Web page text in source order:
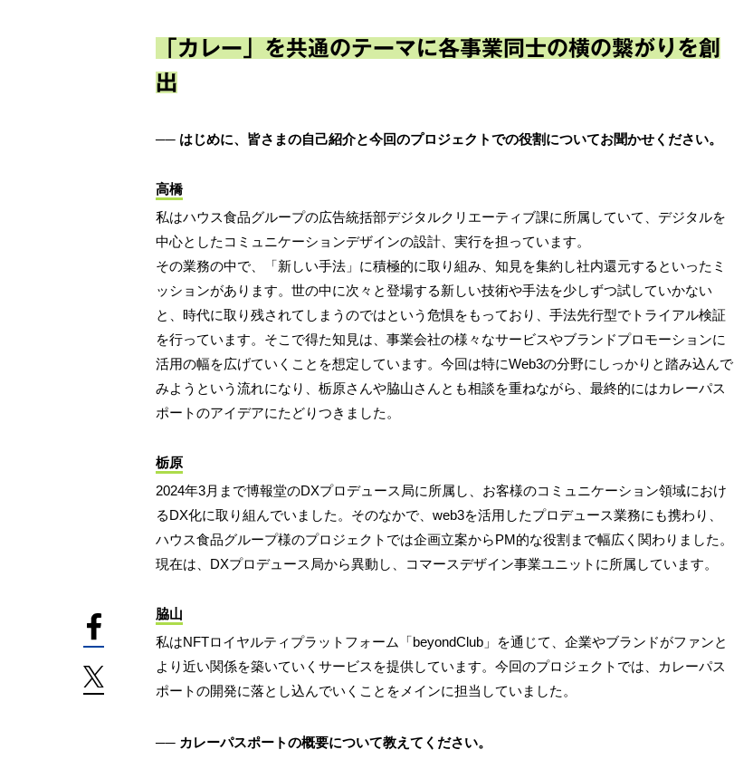
「カレー」を共通のテーマに各事業同士の横の繋がりを創
出
── はじめに、皆さまの自己紹介と今回のプロジェクトでの役割についてお聞かせください。
高橋
私はハウス食品グループの広告統括部デジタルクリエーティブ課に所属していて、デジタルを
中心としたコミュニケーションデザインの設計、実行を担っています。
その業務の中で、「新しい手法」に積極的に取り組み、知見を集約し社内還元するといったミ
ッションがあります。世の中に次々と登場する新しい技術や手法を少しずつ試していかない
と、時代に取り残されてしまうのではという危惧をもっており、手法先行型でトライアル検証
を行っています。そこで得た知見は、事業会社の様々なサービスやブランドプロモーションに
活用の幅を広げていくことを想定しています。今回は特にWeb3の分野にしっかりと踏み込んで
みようという流れになり、栃原さんや脇山さんとも相談を重ねながら、最終的にはカレーパス
ポートのアイデアにたどりつきました。
栃原
2024年3月まで博報堂のDXプロデュース局に所属し、お客様のコミュニケーション領域におけ
るDX化に取り組んでいました。そのなかで、web3を活用したプロデュース業務にも携わり、
ハウス食品グループ様のプロジェクトでは企画立案からPM的な役割まで幅広く関わりました。
現在は、DXプロデュース局から異動し、コマースデザイン事業ユニットに所属しています。
脇山
私はNFTロイヤルティプラットフォーム「beyondClub」を通じて、企業やブランドがファンと
より近い関係を築いていくサービスを提供しています。今回のプロジェクトでは、カレーパス
ポートの開発に落とし込んでいくことをメインに担当していました。
── カレーパスポートの概要について教えてください。